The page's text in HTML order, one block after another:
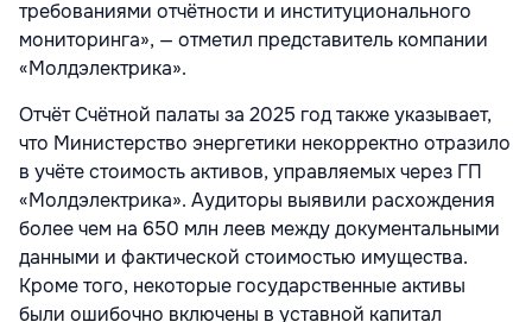
требованиями отчётности и институционального
мониторинга», — отметил представитель компании
«Молдэлектрика».
Отчёт Счётной палаты за 2025 год также указывает,
что Министерство энергетики некорректно отразило
в учёте стоимость активов, управляемых через ГП
«Молдэлектрика». Аудиторы выявили расхождения
более чем на 650 млн леев между документальными
данными и фактической стоимостью имущества.
Кроме того, некоторые государственные активы
были ошибочно включены в уставной капитал